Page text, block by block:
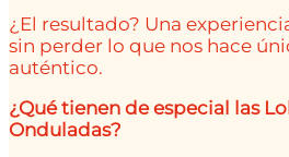
¿El resultado? Una
sin perder lo que nos hace
auténtico.
¿Qué tienen de especial las
Onduladas?